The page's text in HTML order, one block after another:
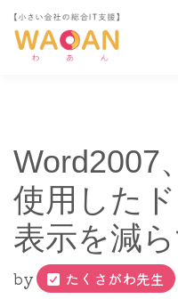
ン
テ
ン
ツ
へ
ス
使用した
表示を減
by たくさがわ先生